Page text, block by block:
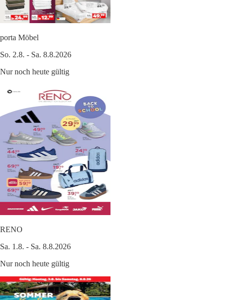
porta Möbel
So. 2.8. - Sa. 8.8.2026
Nur noch heute gültig
RENO
Sa. 1.8. - Sa. 8.8.2026
Nur noch heute gültig